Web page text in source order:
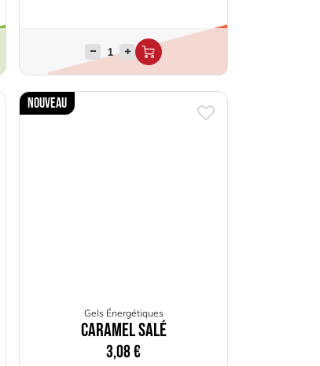
Nouveau
Gels Énergétiques
Caramel salé
3,08€